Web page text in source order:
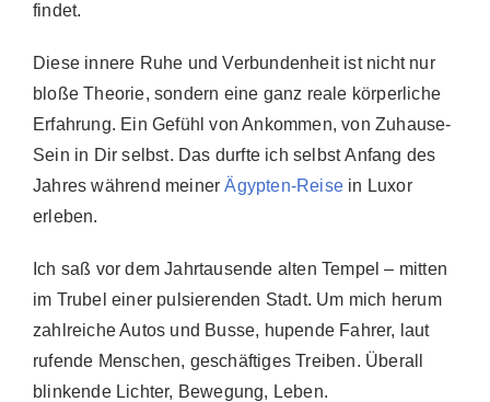
findet.
Diese innere Ruhe und Verbundenheit ist nicht nur
bloße Theorie, sondern eine ganz reale körperliche
Erfahrung. Ein Gefühl von Ankommen, von Zuhause-
Sein in Dir selbst. Das durfte ich selbstAnfang des
Jahres während meinerÄgypten-Reise in Luxor
erleben.
Ich saß vor dem Jahrtausende alten Tempel – mitten
im Trubel einer pulsierenden Stadt. Um mich herum
zahlreiche Autos und Busse, hupende Fahrer, laut
rufende Menschen, geschäftiges Treiben. Überall
blinkende Lichter, Bewegung, Leben.